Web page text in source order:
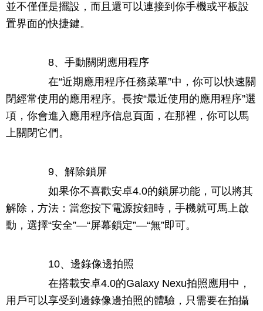
並不僅僅是擺設，而且還可以連接到你手機或平板設
置界面的快捷鍵。
8、手動關閉應用程序
在“近期應用程序任務菜單”中，你可以快速關
閉經常使用的應用程序。長按“最近使用的應用程序”選
項，你會進入應用程序信息頁面，在那裡，你可以馬
上關閉它們。
9、解除鎖屏
如果你不喜歡安卓4.0的鎖屏功能，可以將其
解除，方法：當您按下電源按鈕時，手機就可馬上啟
動，選擇“安全”—“屏幕鎖定”—“無”即可。
10、邊錄像邊拍照
在搭載安卓4.0的Galaxy Nexu拍照應用中，
用戶可以享受到邊錄像邊拍照的體驗，只需要在拍攝